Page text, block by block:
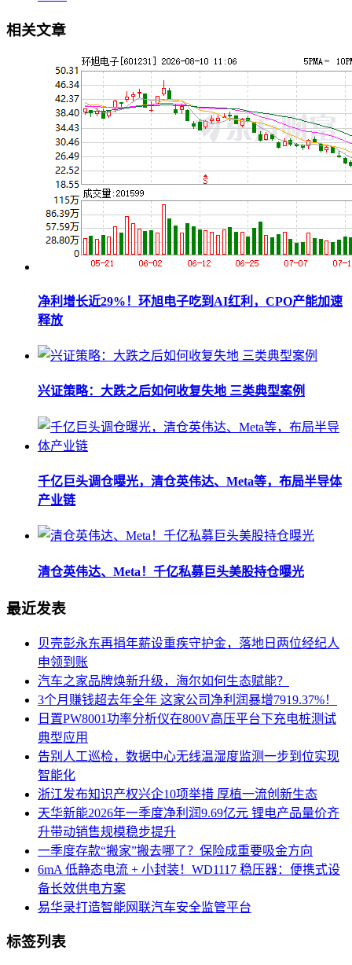
相关文章
净利增长近29%！环旭电子吃到AI红利，CPO产能加速
释放
兴证策略：大跌之后如何收复失地 三类典型案例
千亿巨头调仓曝光，清仓英伟达、Meta等，布局半导体
产业链
清仓英伟达、Meta！千亿私募巨头美股持仓曝光
最近发表
贝壳彭永东再捐年薪设重疾守护金，落地日两位经纪人
申领到账
汽车之家品牌焕新升级，海尔如何生态赋能？
3个月赚钱超去年全年 这家公司净利润暴增7919.37%！
日置PW8001功率分析仪在800V高压平台下充电桩测试
典型应用
告别人工巡检，数据中心无线温湿度监测一步到位实现
智能化
浙江发布知识产权兴企10项举措 厚植一流创新生态
天华新能2026年一季度净利润9.69亿元 锂电产品量价齐
升带动销售规模稳步提升
一季度存款“搬家”搬去哪了？保险成重要吸金方向
6mA 低静态电流 + 小封装！WD1117 稳压器：便携式设
备长效供电方案
易华录打造智能网联汽车安全监管平台
标签列表